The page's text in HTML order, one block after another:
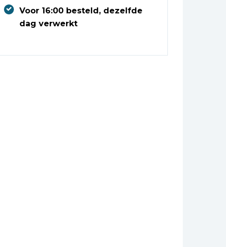
Voor 16:00 besteld, dezelfde
dag verwerkt